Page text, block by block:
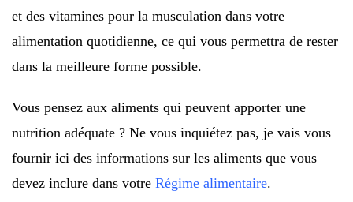
et des vitamines pour la musculation dans votre
alimentation quotidienne, ce qui vous permettra de rester
dans la meilleure forme possible.
Vous pensez aux aliments qui peuvent apporter une
nutrition adéquate ? Ne vous inquiétez pas, je vais vous
fournir ici des informations sur les aliments que vous
devez inclure dans votre Régime alimentaire.